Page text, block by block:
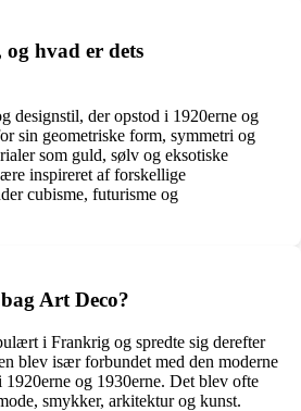
hvad er dets
designstil, der opstod i 1920erne og
sin geometriske form, symmetri og
som guld, sølv og eksotiske
inspireret af forskellige
cubisme, futurisme og
Art Deco?
i Frankrig og spredte sig derefter
blev især forbundet med den moderne
og 1930erne. Det blev ofte
smykker, arkitektur og kunst.